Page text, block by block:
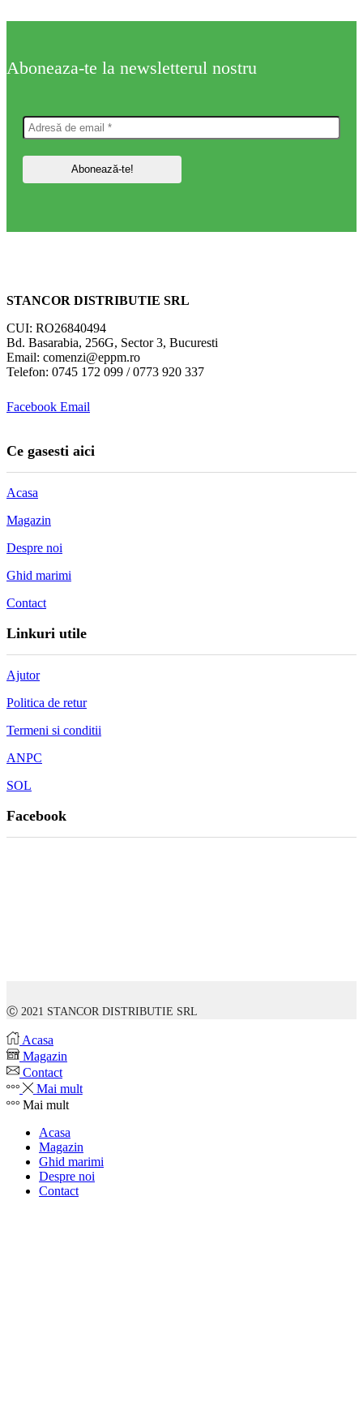
Aboneaza-te la newsletterul nostru
STANCOR DISTRIBUTIE SRL
CUI: RO26840494
Bd. Basarabia, 256G, Sector 3, Bucuresti
Email: comenzi@eppm.ro
Telefon: 0745 172 099 / 0773 920 337
Facebook Email
Ce gasesti aici
Acasa
Magazin
Despre noi
Ghid marimi
Contact
Linkuri utile
Ajutor
Politica de retur
Termeni si conditii
ANPC
SOL
Facebook
Ⓒ 2021 STANCOR DISTRIBUTIE SRL
Acasa
Magazin
Contact
Mai mult
Mai mult
Acasa
Magazin
Ghid marimi
Despre noi
Contact